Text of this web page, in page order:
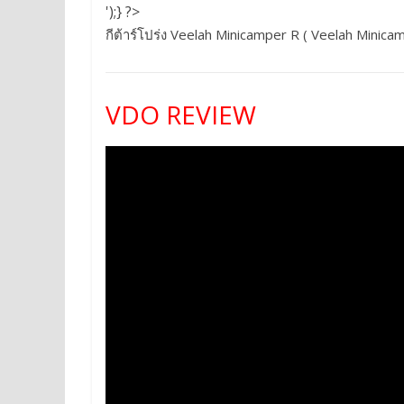
');} ?>
กีต้าร์โปร่ง Veelah Minicamper R ( Veelah
VDO REVIEW